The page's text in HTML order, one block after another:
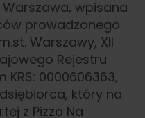
wpisana
prowadzonego
Warszawy, XII
Rejestru
0000606363,
który na
z Pizza Na